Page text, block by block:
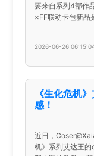
要来自系列4部作
×FF联动卡包新品
2026-06-26
《生化危机
感！
近日，
机》系列艾达王